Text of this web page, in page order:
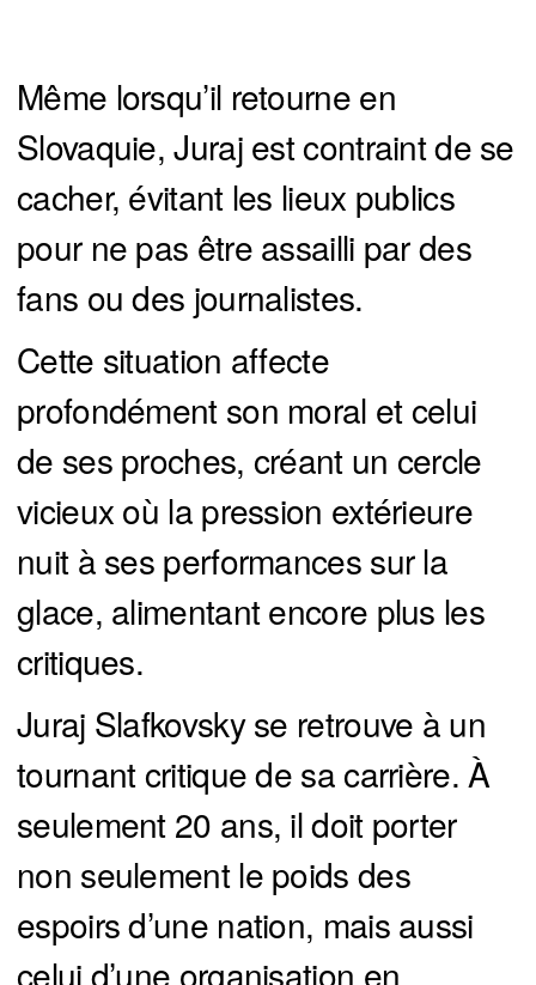
Même lorsqu’il retourne en
Slovaquie, Juraj est contraint de se
cacher, évitant les lieux publics
pour ne pas être assailli par des
fans ou des journalistes.
Cette situation affecte
profondément son moral et celui
de ses proches, créant un cercle
vicieux où la pression extérieure
nuit à ses performances sur la
glace, alimentant encore plus les
critiques.
Juraj Slafkovsky se retrouve à un
tournant critique de sa carrière. À
seulement 20 ans, il doit porter
non seulement le poids des
espoirs d’une nation, mais aussi
celui d’une organisation en